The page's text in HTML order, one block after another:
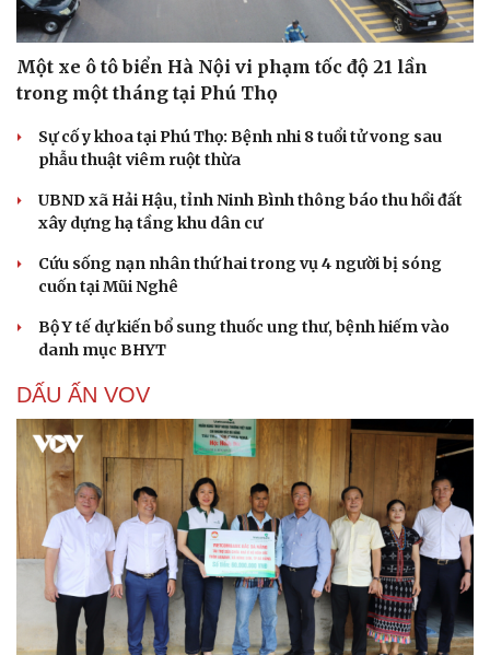
Cải chính
Một xe ô tô biển Hà Nội vi phạm tốc độ 21 lần
trong một tháng tại Phú Thọ
Sự cố y khoa tại Phú Thọ: Bệnh nhi 8 tuổi tử vong sau
phẫu thuật viêm ruột thừa
UBND xã Hải Hậu, tỉnh Ninh Bình thông báo thu hồi đất
xây dựng hạ tầng khu dân cư
Cứu sống nạn nhân thứ hai trong vụ 4 người bị sóng
cuốn tại Mũi Nghê
Bộ Y tế dự kiến bổ sung thuốc ung thư, bệnh hiếm vào
danh mục BHYT
DẤU ẤN VOV